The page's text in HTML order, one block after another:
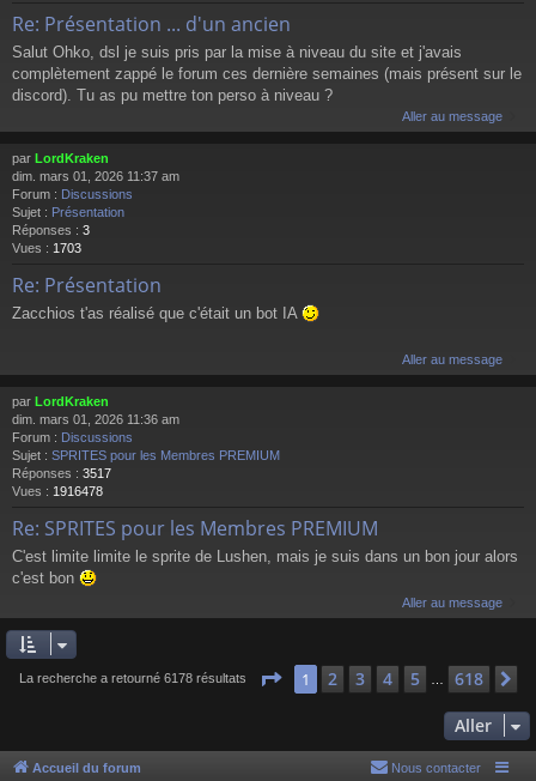
Re: Présentation ... d'un ancien
Salut Ohko, dsl je suis pris par la mise à niveau du site et j'avais
complètement zappé le forum ces dernière semaines (mais présent sur le
discord). Tu as pu mettre ton perso à niveau ?
Aller au message
par LordKraken
dim. mars 01, 2026 11:37 am
Forum : Discussions
Sujet : Présentation
Réponses : 3
Vues : 1703
Re: Présentation
Zacchios t'as réalisé que c'était un bot IA
Aller au message
par LordKraken
dim. mars 01, 2026 11:36 am
Forum : Discussions
Sujet : SPRITES pour les Membres PREMIUM
Réponses : 3517
Vues : 1916478
Re: SPRITES pour les Membres PREMIUM
C'est limite limite le sprite de Lushen, mais je suis dans un bon jour alors
c'est bon
Aller au message
La recherche a retourné 6178 résultats Page 1sur 618
1 2 3 4 5 618
Aller
Accueil du forum Nous contacter